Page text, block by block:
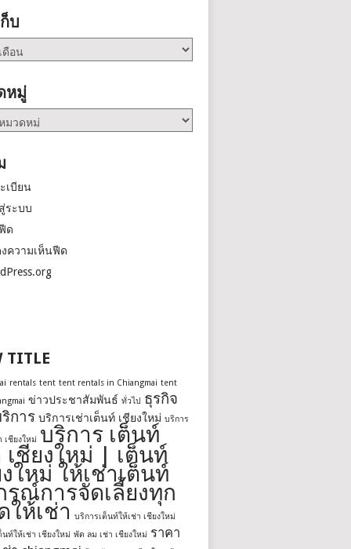
บ
หมู่
เบียน
ระบบ
ด
ความเห็นฟีด
TITLE
rentals tent tent rentals in Chiangmai tent
ข่าวประชาสัมพันธ์ ทั่วไป ธุรกิจ
การ บริการเช่าเต็นท์ เชียงใหม่ บริการ
เชียงใหม่ บริการ เต็นท์
เชียงใหม่ | เต็นท์
ใหม่ ให้เช่าเต็นท์
รณ์การจัดเลี้ยงทุก
ให้เช่า บริการเต็นท์ให้เช่า เชียงใหม่
นท์ให้เช่า เชียงใหม่ พัด ลม เช่า เชียงใหม่ ราคา